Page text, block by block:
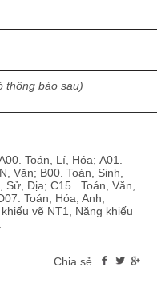
thông báo sau)
Toán, Lí, Hóa; A01.
Văn; B00. Toán, Sinh,
Sử, Địa; C15. Toán, Văn,
Toán, Hóa, Anh;
vẽ NT1, Năng khiếu
Chia sẻ